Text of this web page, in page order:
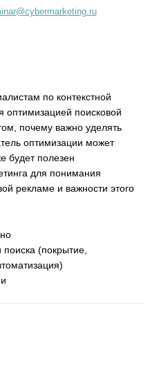
по контекстной
оптимизацией поисковой
почему важно уделять
оптимизации может
будет полезен
для понимания
рекламе и важности этого
(покрытие,